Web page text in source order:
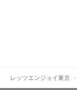
レッツエンジョイ東京